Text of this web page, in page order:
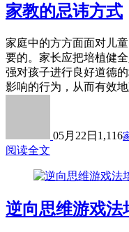
家教的忌讳方式
家庭中的方方面面对儿
要的。家长应把培植健
强对孩子进行良好道德
影响的行为，从而有效
05月22日 1,116
阅读全文
逆向思维游戏法